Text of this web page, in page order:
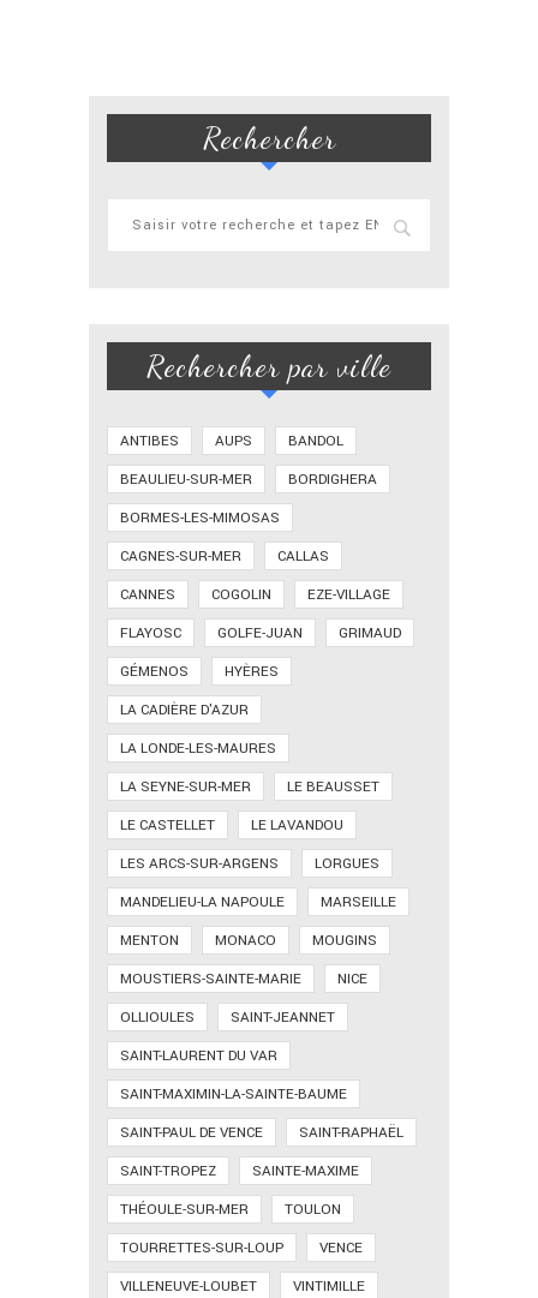
Rechercher
Rechercher par ville
ANTIBES AUPS
BANDOL
BEAULIEU-SUR-MER
BORDIGHERA
BORMES-LES-MIMOSAS
CAGNES-SUR-MER
CALLAS
CANNES
COGOLIN
EZE-VILLAGE
FLAYOSC
GOLFE-JUAN
GRIMAUD
GÉMENOS
HYÈRES
LA CADIÈRE D'AZUR
LA LONDE-LES-MAURES
LA SEYNE-SUR-MER
LE BEAUSSET
LE CASTELLET
LE LAVANDOU
LES ARCS-SUR-ARGENS
LORGUES
MANDELIEU-LA NAPOULE
MARSEILLE
MENTON
MONACO
MOUGINS
MOUSTIERS-SAINTE-MARIE
NICE
OLLIOULES
SAINT-JEANNET
SAINT-LAURENT DU VAR
SAINT-MAXIMIN-LA-SAINTE-BAUME
SAINT-PAUL DE VENCE
SAINT-RAPHAËL
SAINT-TROPEZ
SAINTE-MAXIME
THÉOULE-SUR-MER
TOULON
TOURRETTES-SUR-LOUP
VENCE
VILLENEUVE-LOUBET
VINTIMILLE